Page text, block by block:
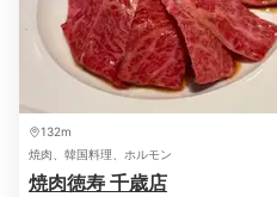
132m
焼肉、韓国料理、ホルモン
焼肉徳寿 千歳店